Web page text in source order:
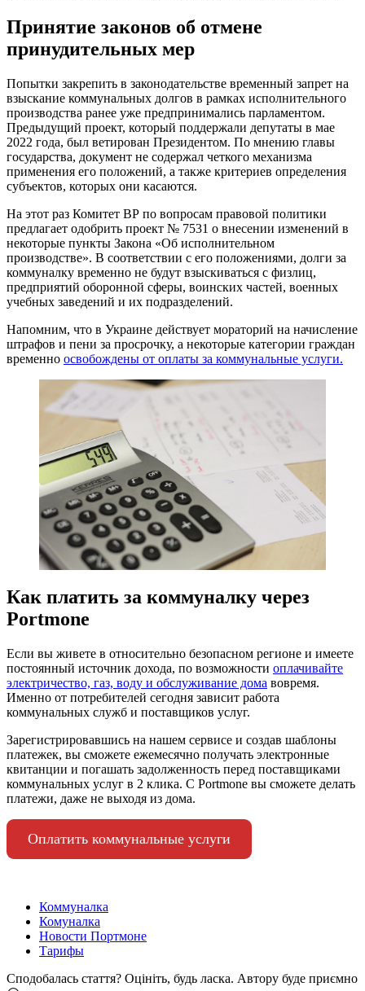
Принятие законов об отмене
принудительных мер
Попытки закрепить в законодательстве временный запрет на
взыскание коммунальных долгов в рамках исполнительного
производства ранее уже предпринимались парламентом.
Предыдущий проект, который поддержали депутаты в мае
2022 года, был ветирован Президентом. По мнению главы
государства, документ не содержал четкого механизма
применения его положений, а также критериев определения
субъектов, которых они касаются.
На этот раз Комитет ВР по вопросам правовой политики
предлагает одобрить проект № 7531 о внесении изменений в
некоторые пункты Закона «Об исполнительном
производстве». В соответствии с его положениями, долги за
коммуналку временно не будут взыскиваться с физлиц,
предприятий оборонной сферы, воинских частей, военных
учебных заведений и их подразделений.
Напомним, что в Украине действует мораторий на начисление
штрафов и пени за просрочку, а некоторые категории граждан
временно освобождены от оплаты за коммунальные услуги.
Как платить за коммуналку через
Portmone
Если вы живете в относительно безопасном регионе и имеете
постоянный источник дохода, по возможности оплачивайте
электричество, газ, воду и обслуживание дома вовремя.
Именно от потребителей сегодня зависит работа
коммунальных служб и поставщиков услуг.
Зарегистрировавшись на нашем сервисе и создав шаблоны
платежек, вы сможете ежемесячно получать электронные
квитанции и погашать задолженность перед поставщиками
коммунальных услуг в 2 клика. С Portmone вы сможете делать
платежи, даже не выходя из дома.
Оплатить коммунальные услуги
Коммуналка
Комуналка
Новости Портмоне
Тарифы
Сподобалась стаття? Оцініть, будь ласка. Автору буде приємно